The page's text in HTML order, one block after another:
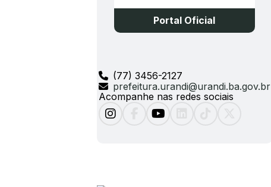
(77) 3456-2127
prefeitura.urandi@urandi.ba.gov.br
Acompanhe nas redes sociais
Portal Oficial